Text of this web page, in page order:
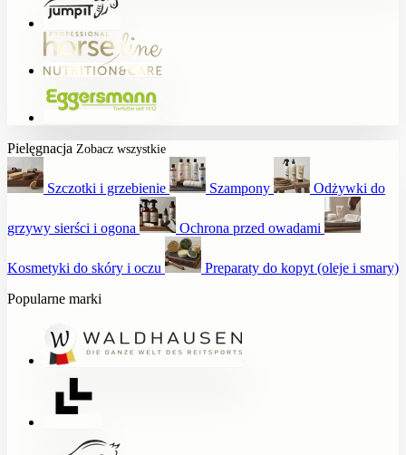
Pielęgnacja Zobacz wszystkie
Szczotki i grzebienie Szampony Odżywki do
grzywy sierści i ogona Ochrona przed owadami
Kosmetyki do skóry i oczu
Preparaty do kopyt (oleje i smary)
Popularne marki